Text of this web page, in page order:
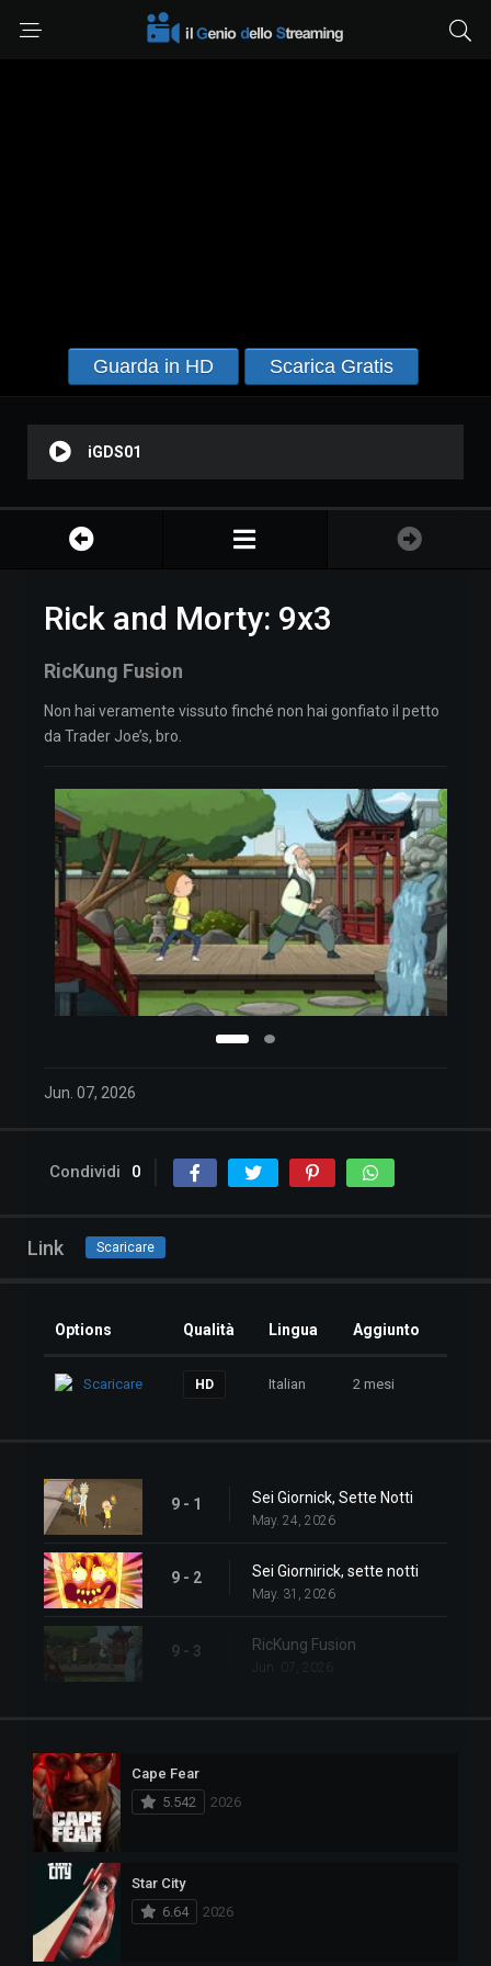
Guarda in HD Scarica Gratis
iGDS01
Rick and Morty: 9x3
RicKung Fusion
Non hai veramente vissuto finché non hai gonfiato il petto
da Trader Joe’s, bro.
Jun. 07, 2026
Condividi 0
Link Scaricare
Options Qualità Lingua Aggiunto
Scaricare HD Italian 2 mesi
9 - 1 Sei Giornick, Sette Notti
May. 24, 2026
9 - 2 Sei Giornirick, sette notti
May. 31, 2026
9 - 3 RicKung Fusion
Jun. 07, 2026
Cape Fear
5.542
2026
Star City
6.64
2026